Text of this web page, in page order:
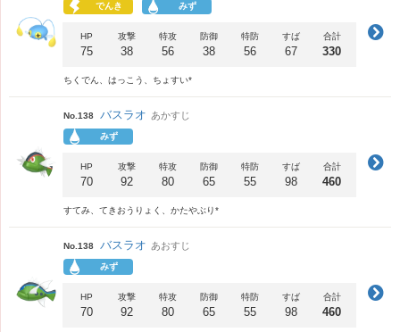
でんき みず
HP
75
攻撃
38
特攻
56
防御
38
特防
56
すば
67
合計
330
ちくでん、はっこう、ちょすい*
No.138 バスラオ あかすじ
みず
HP
70
攻撃
92
特攻
80
防御
65
特防
55
すば
98
合計
460
すてみ、てきおうりょく、かたやぶり*
No.138 バスラオ あおすじ
みず
HP
70
攻撃
92
特攻
80
防御
65
特防
55
すば
98
合計
460